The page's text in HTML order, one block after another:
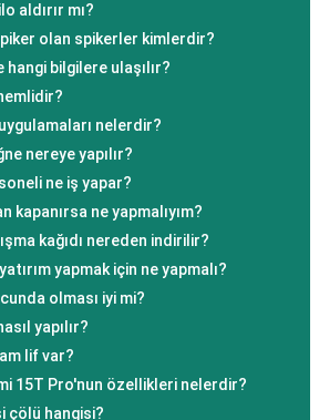
aldırır mı?
olan spikerler kimlerdir?
hangi bilgilere ulaşılır?
nelerdir?
nereye yapılır?
ne iş yapar?
kapanırsa ne yapmalıyım?
kağıdı nereden indirilir?
yapmak için ne yapmalı?
olması iyi mi?
yapılır?
lif var?
15T Pro'nun özellikleri nelerdir?
çölü hangisi?